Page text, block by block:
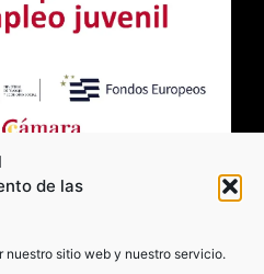
de las
sitio web y nuestro servicio.
Todos los